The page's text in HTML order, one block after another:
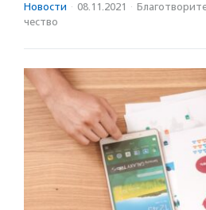
Новости · 08.11.2021 ·
чест­во